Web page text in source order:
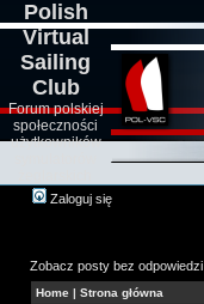
Polish
Virtual
Sailing
Club
Forum polskiej
społeczności
użytkowników
Zaloguj się
Zobacz posty bez odpowiedzi
Home | Strona główna